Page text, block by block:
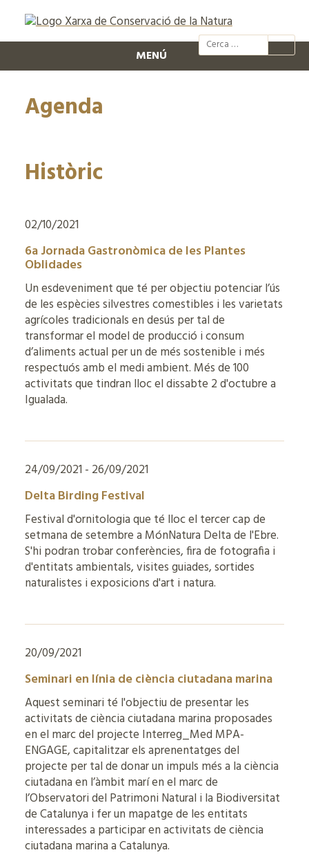
@xcn.cat
MENÚ
Agenda
Històric
02/10/2021
6a Jornada Gastronòmica de les Plantes
Oblidades
Un esdeveniment que té per objectiu potenciar l’ús
de les espècies silvestres comestibles i les varietats
agrícoles tradicionals en desús per tal de
transformar el model de producció i consum
d’aliments actual per un de més sostenible i més
respectuós amb el medi ambient. Més de 100
activitats que tindran lloc el dissabte 2 d'octubre a
Igualada.
24/09/2021 - 26/09/2021
Delta Birding Festival
Festival d'ornitologia que té lloc el tercer cap de
setmana de setembre a MónNatura Delta de l'Ebre.
S'hi podran trobar conferències, fira de fotografia i
d'entitats ambientals, visites guiades, sortides
naturalistes i exposicions d'art i natura.
20/09/2021
Seminari en línia de ciència ciutadana marina
Aquest seminari té l'objectiu de presentar les
activitats de ciència ciutadana marina proposades
en el marc del projecte Interreg_Med MPA-
ENGAGE, capitalitzar els aprenentatges del
projecte per tal de donar un impuls més a la ciència
ciutadana en l’àmbit marí en el marc de
l’Observatori del Patrimoni Natural i la Biodiversitat
de Catalunya i fer un mapatge de les entitats
interessades a participar en activitats de ciència
ciutadana marina a Catalunya.